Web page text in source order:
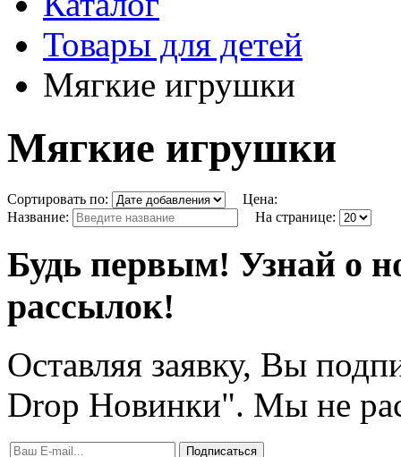
Товары для детей
Мягкие игрушки
Мягкие игрушки
Сортировать по:
Цена:
Название:
На странице:
Будь первым! Узнай о
рассылок!
Оставляя заявку, Вы
Drop Новинки". Мы не
Подписаться